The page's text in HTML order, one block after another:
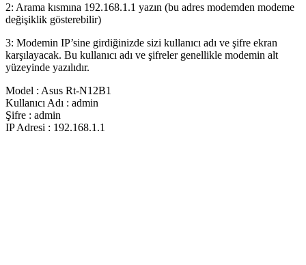
2: Arama kısmına 192.168.1.1 yazın (bu adres modemden modeme
değişiklik gösterebilir)
3: Modemin IP’sine girdiğinizde sizi kullanıcı adı ve şifre ekran
karşılayacak. Bu kullanıcı adı ve şifreler genellikle modemin alt
yüzeyinde yazılıdır.
Model : Asus Rt-N12B1
Kullanıcı Adı : admin
Şifre : admin
IP Adresi : 192.168.1.1